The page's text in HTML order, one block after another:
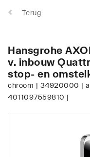
Terug
Hansgrohe
v. inbouw
stop- en
chroom | 34920000 |
4011097559810 |